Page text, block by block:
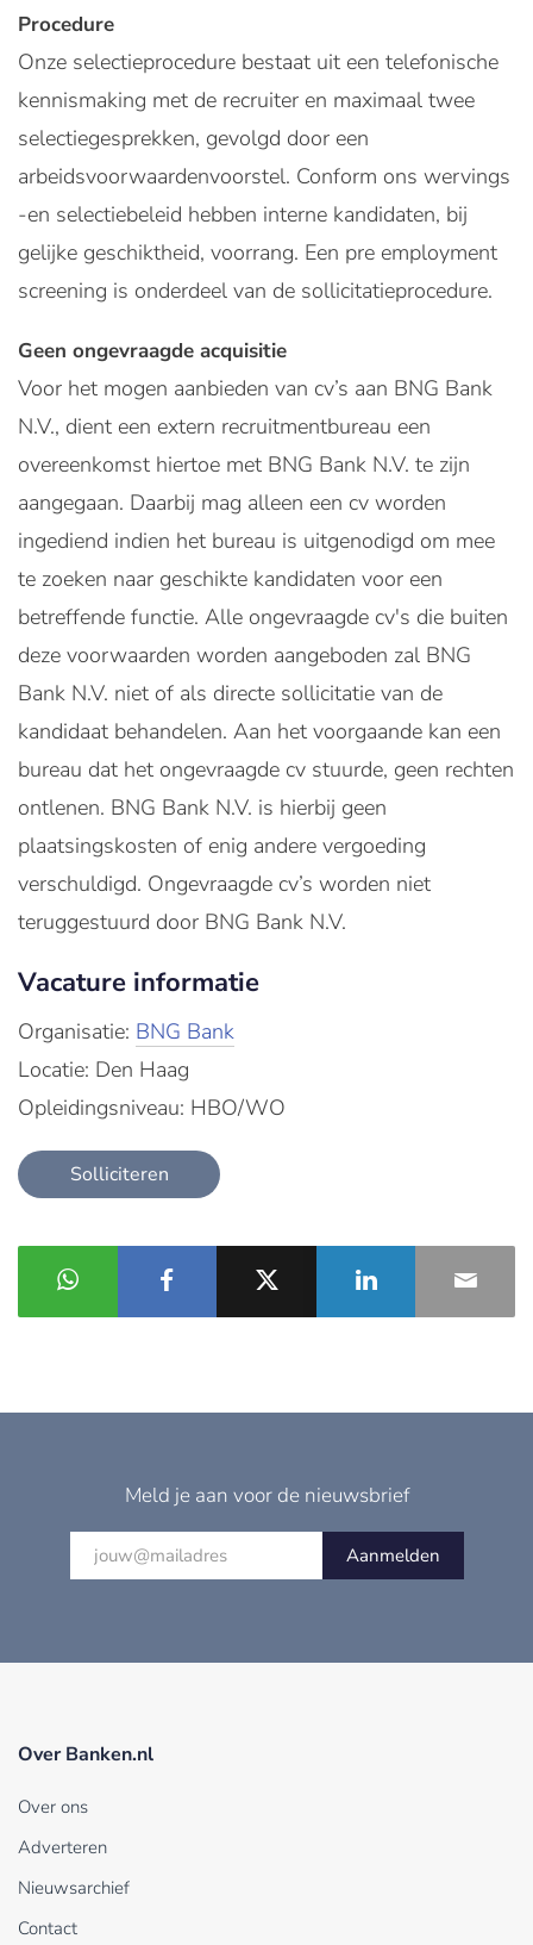
Procedure
Onze selectieprocedure bestaat uit een telefonische
kennismaking met de recruiter en maximaal twee
selectiegesprekken, gevolgd door een
arbeidsvoorwaardenvoorstel. Conform ons wervings
-en selectiebeleid hebben interne kandidaten, bij
gelijke geschiktheid, voorrang. Een pre employment
screening is onderdeel van de sollicitatieprocedure.
Geen ongevraagde acquisitie
Voor het mogen aanbieden van cv’s aan BNG Bank
N.V., dient een extern recruitmentbureau een
overeenkomst hiertoe met BNG Bank N.V. te zijn
aangegaan. Daarbij mag alleen een cv worden
ingediend indien het bureau is uitgenodigd om mee
te zoeken naar geschikte kandidaten voor een
betreffende functie. Alle ongevraagde cv's die buiten
deze voorwaarden worden aangeboden zal BNG
Bank N.V. niet of als directe sollicitatie van de
kandidaat behandelen. Aan het voorgaande kan een
bureau dat het ongevraagde cv stuurde, geen rechten
ontlenen. BNG Bank N.V. is hierbij geen
plaatsingskosten of enig andere vergoeding
verschuldigd. Ongevraagde cv’s worden niet
teruggestuurd door BNG Bank N.V.
Vacature informatie
Organisatie: BNG Bank
Locatie: Den Haag
Opleidingsniveau: HBO/WO
Solliciteren
Meld je aan voor de nieuwsbrief
Aanmelden
Over Banken.nl
Over ons
Adverteren
Nieuwsarchief
Contact